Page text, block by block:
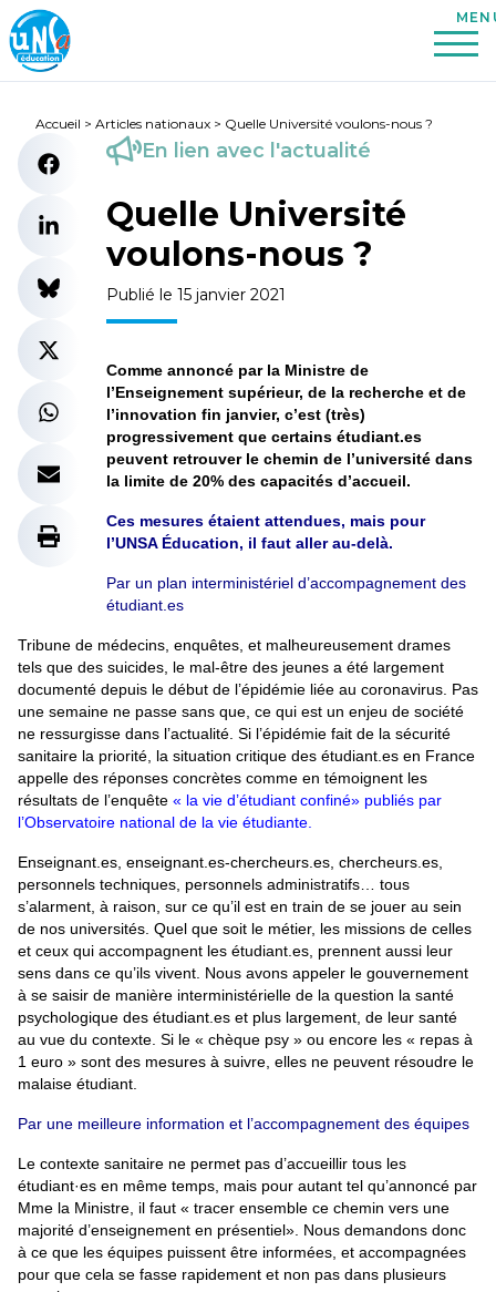
Accueil > Articles nationaux > Quelle Université voulons-nous ?
En lien avec l'actualité
Quelle Université
voulons-nous ?
Publié le 15 janvier 2021
Comme annoncé par la Ministre de
l’Enseignement supérieur, de la recherche et de
l’innovation fin janvier, c’est (très)
progressivement que certains étudiant.es
peuvent retrouver le chemin de l’université dans
la limite de 20% des capacités d’accueil.
Ces mesures étaient attendues, mais pour
l’UNSA Éducation, il faut aller au-delà.
Par un plan interministériel d’accompagnement des
étudiant.es
Tribune de médecins, enquêtes, et malheureusement drames
tels que des suicides, le mal-être des jeunes a été largement
documenté depuis le début de l’épidémie liée au coronavirus. Pas
une semaine ne passe sans que, ce qui est un enjeu de société
ne ressurgisse dans l’actualité. Si l’épidémie fait de la sécurité
sanitaire la priorité, la situation critique des étudiant.es en France
appelle des réponses concrètes comme en témoignent les
résultats de l’enquête « la vie d’étudiant confiné» publiés par
l’Observatoire national de la vie étudiante.
Enseignant.es, enseignant.es-chercheurs.es, chercheurs.es,
personnels techniques, personnels administratifs… tous
s’alarment, à raison, sur ce qu’il est en train de se jouer au sein
de nos universités. Quel que soit le métier, les missions de celles
et ceux qui accompagnent les étudiant.es, prennent aussi leur
sens dans ce qu’ils vivent. Nous avons appeler le gouvernement
à se saisir de manière interministérielle de la question la santé
psychologique des étudiant.es et plus largement, de leur santé
au vue du contexte. Si le « chèque psy » ou encore les « repas à
1 euro » sont des mesures à suivre, elles ne peuvent résoudre le
malaise étudiant.
Par une meilleure information et l’accompagnement des équipes
Le contexte sanitaire ne permet pas d’accueillir tous les
étudiant·es en même temps, mais pour autant tel qu’annoncé par
Mme la Ministre, il faut « tracer ensemble ce chemin vers une
majorité d’enseignement en présentiel». Nous demandons donc
à ce que les équipes puissent être informées, et accompagnées
pour que cela se fasse rapidement et non pas dans plusieurs